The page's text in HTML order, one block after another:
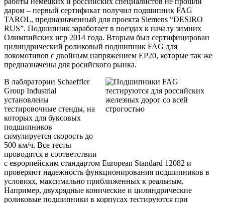
даром – первый сертификат получил подшипник FAG
TAROL, предназначенный для проекта Siemens “DESIRO
RUS”. Подшипник заработает в поездах к началу зимних
Олимпийских игр 2014 года. Вторым был сертифицирован
цилиндрический роликовый подшипник FAG для
локомотивов с двойным напряжением EP20, которые так же
предназначены для росийского рынка.
В лаблратории Schaeffler
Group Industrial
установлены
тестировочные стенды, на
которых для буксовых
подшипников
симулируется скорость до
500 км/ч. Все тесты
проводятся в соответствии
с еврорпейским стандартом European Standard 12082 и
проверяют надежность функционирования подшипников в
условиях, максимально приближенных к реальным.
Например, двухрядные конические и цилиндрические
роликовые подшипники в корпусах тестируются при